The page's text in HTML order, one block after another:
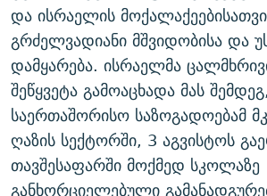
ᲛᲝᲚᲐᲞᲐᲠᲐᲙᲔ ᲢᲔᲥᲡᲢᲔᲑᲘ
ᲨᲘᲜ - ᲣᲪᲮᲝᲔᲗᲨᲘ
ᲚᲘᲢᲔᲠᲐᲢᲣᲠᲣᲚᲘ ᲬᲐᲮᲜᲐᲒᲔᲑᲘ
ᲐᲛᲔᲠᲘᲙᲣᲚᲘ ᲛᲝᲗᲮᲠᲝᲑᲐ
ᲘᲛᲞᲔᲠᲘᲐ ᲓᲐ ᲠᲐᲓᲘᲝ
ᲩᲔᲛᲘ ᲡᲘᲙᲕᲓᲘᲚᲘᲡ ᲛᲘᲖᲔᲖᲘᲐ COVID-19
11 ᲬᲔᲚᲘ - 11 ᲐᲛᲑᲐᲕᲘ
ᲡᲐᲞᲐᲠᲚᲐᲛᲔᲜᲢᲝ ᲐᲠᲩᲔᲕᲜᲔᲑᲘᲡ ᲘᲡᲢᲝᲠᲘᲐ
ᲑᲐᲕᲨᲕᲔᲑᲘ ᲞᲠᲝᲡᲢᲘᲢᲣᲪᲘᲐᲨᲘ -
5 ᲐᲛᲑᲐᲕᲘ - 20 ᲘᲕᲜᲘᲡᲡ ᲓᲐᲨᲐᲕᲔᲑᲣᲚᲔᲑᲘ
ᲒᲐᲛᲝᲘᲬᲔᲠᲔ
რთე/რთ-ის ყველა საიტი
და ისრაელის
გრძელვადიანი მშვიდობისა და
დამყარება. ისრაელმა
შეწყვეტა გამოაცხადა მას
საერთაშორისო საზოგადოებამ
ღაზის სექტორში, 3 აგვისტოს
თავშესაფარში მოქმედ სკოლაზე
განხორციელებული